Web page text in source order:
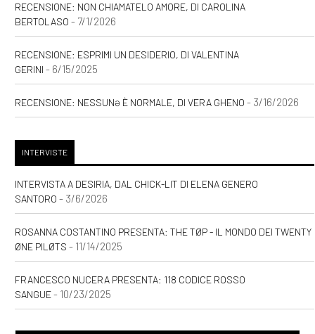
RECENSIONE: NON CHIAMATELO AMORE, DI CAROLINA
BERTOLASO - 7/1/2026
RECENSIONE: ESPRIMI UN DESIDERIO, DI VALENTINA
GERINI - 6/15/2025
RECENSIONE: NESSUNƏ È NORMALE, DI VERA GHENO - 3/16/2026
INTERVISTE
INTERVISTA A DESIRIA, DAL CHICK-LIT DI ELENA GENERO
SANTORO - 3/6/2026
ROSANNA COSTANTINO PRESENTA: THE TØP - IL MONDO DEI TWENTY
ØNE PILØTS - 11/14/2025
FRANCESCO NUCERA PRESENTA: 118 CODICE ROSSO
SANGUE- 10/23/2025